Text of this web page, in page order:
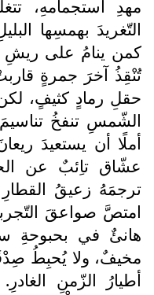
مهدِ استجمامهِ،
التّغريدَ بهمسِها
كمن ينامُ على ريشِ
تُنْقِذُ آخرَ جمرةٍ
حقلِ رمادٍ كثيفٍ،
الشّمسِ تنفخُ
أملًا أن يستعيدَ
عشّاق تاِئبٌ عن
ترجمَهُ زعيقُ القطارِ
امتصَّ صواعقَ
هانئٌ في بحبوحةِ
مخيفٌ، ولا يُحبِطُ
أطيارُ الزّمنِ